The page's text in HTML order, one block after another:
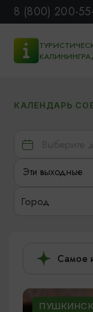
8 (800) 200-
КАЛЕНДАРЬ
Эти выходные
Город
Самое